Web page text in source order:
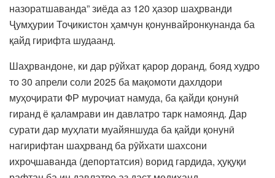
назоратшаванда” зиёда аз 120 ҳазор шаҳрванди
Ҷумҳурии Тоҷикистон ҳамчун қонунвайронкунанда ба
қайд гирифта шудаанд.
Шаҳрвандоне, ки дар рӯйхат қарор доранд, бояд худро
то 30 апрели соли 2025 ба мақомоти дахлдори
муҳоҷирати ФР муроҷиат намуда, ба қайди қонунӣ
гиранд ё қаламрави ин давлатро тарк намоянд. Дар
сурати дар муҳлати муайяншуда ба қайди қонунӣ
нагирифтан шаҳрванд ба рӯйхати шахсони
ихроҷшаванда (депортатсия) ворид гардида, ҳуқуқи